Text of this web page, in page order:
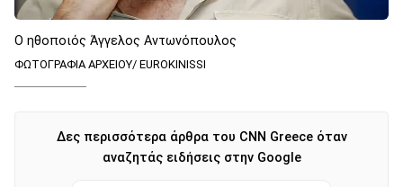
Ο ηθοποιός Άγγελος Αντωνόπουλος
ΦΩΤΟΓΡΑΦΙΑ ΑΡΧΕΙΟΥ/ EUROKINISSI
Δες περισσότερα άρθρα του CNN Greece όταν
αναζητάς ειδήσεις στην Google